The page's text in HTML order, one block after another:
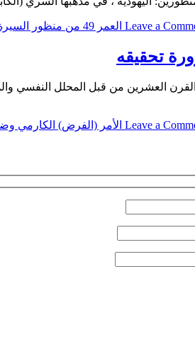
Leave a
تحقيقه
القرن العشرين من قبل المحلل
Leave a